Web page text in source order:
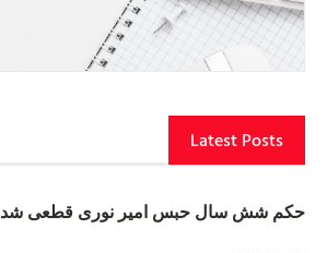
Latest Posts
حکم شش سال حبس امیر نوری قطعی شد